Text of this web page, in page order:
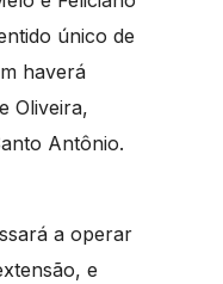
único de
haverá
Oliveira,
Antônio.
a operar
e